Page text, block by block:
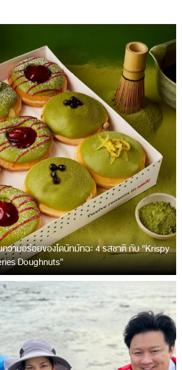
วามอร่อยของโดนัทมัทฉะ 4 รสชาติ กับ “Krispy
Doughnuts”